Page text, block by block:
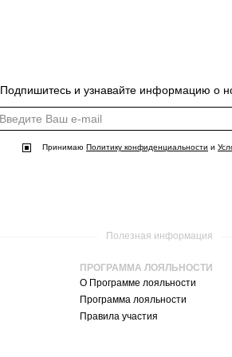
Подпишитесь и узнавайте информацию о
Принимаю Политику конфиденциальности и
Полезная информация
ПРОГРАММА ЛОЯЛЬНОСТИ
О Программе лояльности
Программа лояльности
Правила участия